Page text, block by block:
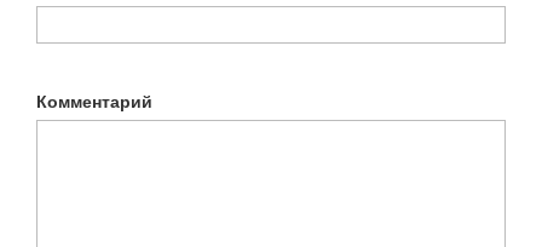
Комментарий